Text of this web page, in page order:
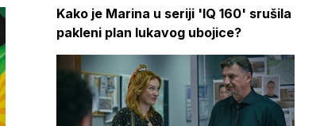
Kako je Marina u seriji 'IQ 160' srušila
pakleni plan lukavog ubojice?